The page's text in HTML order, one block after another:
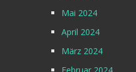
Mai 2024
April 2024
März 2024